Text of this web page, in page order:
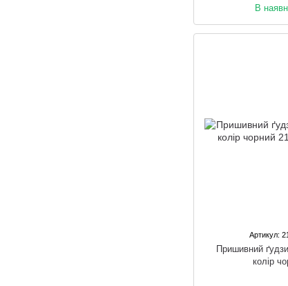
В
Артикул:
Пришивний
колір